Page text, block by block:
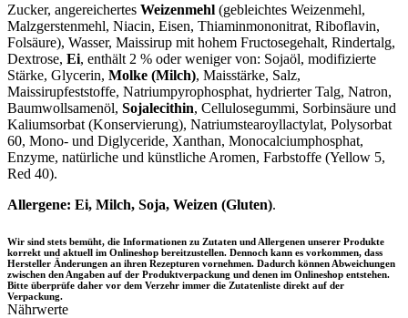
Zucker, angereichertes Weizenmehl (gebleichtes Weizenmehl,
Malzgerstenmehl, Niacin, Eisen, Thiaminmononitrat, Riboflavin,
Folsäure), Wasser, Maissirup mit hohem Fructosegehalt, Rindertalg,
Dextrose, Ei, enthält 2 % oder weniger von: Sojaöl, modifizierte
Stärke, Glycerin, Molke (Milch), Maisstärke, Salz,
Maissirupfeststoffe, Natriumpyrophosphat, hydrierter Talg, Natron,
Baumwollsamenöl, Sojalecithin, Cellulosegummi, Sorbinsäure und
Kaliumsorbat (Konservierung), Natriumstearoyllactylat, Polysorbat
60, Mono- und Diglyceride, Xanthan, Monocalciumphosphat,
Enzyme, natürliche und künstliche Aromen, Farbstoffe (Yellow 5,
Red 40).
Allergene: Ei, Milch, Soja, Weizen (Gluten).
Wir sind stets bemüht, die Informationen zu Zutaten und Allergenen unserer Produkte
korrekt und aktuell im Onlineshop bereitzustellen. Dennoch kann es vorkommen, dass
Hersteller Änderungen an ihren Rezepturen vornehmen. Dadurch können Abweichungen
zwischen den Angaben auf der Produktverpackung und denen im Onlineshop entstehen.
Bitte überprüfe daher vor dem Verzehr immer die Zutatenliste direkt auf der
Verpackung.
Nährwerte